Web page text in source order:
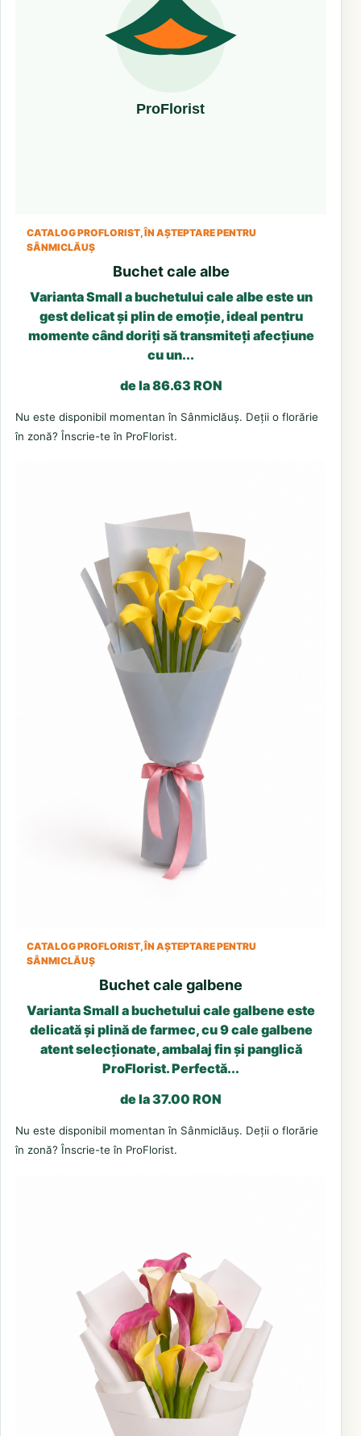
CATALOG PROFLORIST, ÎN AȘTEPTARE PENTRU
SÂNMICLĂUȘ
Buchet cale albe
Varianta Small a buchetului cale albe este un
gest delicat și plin de emoție, ideal pentru
momente când doriți să transmiteți afecțiune
cu un...
de la 86.63 RON
Nu este disponibil momentan în Sânmiclăuș. Deții o florărie
în zonă? Înscrie-te în ProFlorist.
CATALOG PROFLORIST, ÎN AȘTEPTARE PENTRU
SÂNMICLĂUȘ
Buchet cale galbene
Varianta Small a buchetului cale galbene este
delicată și plină de farmec, cu 9 cale galbene
atent selecționate, ambalaj fin și panglică
ProFlorist. Perfectă...
de la 37.00 RON
Nu este disponibil momentan în Sânmiclăuș. Deții o florărie
în zonă? Înscrie-te în ProFlorist.